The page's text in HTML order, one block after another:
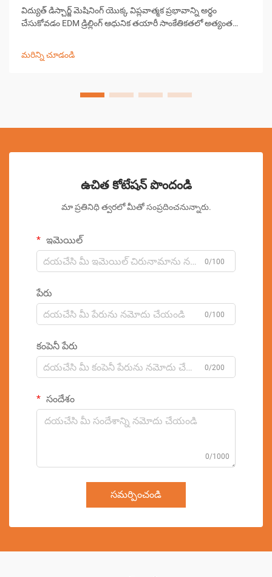
విద్యుత్ డిస్చార్జ్ మెషినింగ్ యొక్క విప్లవాత్మక ప్రభావాన్ని అర్థం
చేసుకోవడం EDM డ్రిల్లింగ్ ఆధునిక తయారీ సాంకేతికతలో అత్యంత
మరిన్ని చూడండి
ఉచిత కోటేషన్ పొందండి
మా ప్రతినిధి త్వరలో మీతో సంప్రదించనున్నారు.
ఇమెయిల్
0/100
పేరు
0/100
కంపెనీ పేరు
0/200
సందేశం
0/1000
సమర్పించండి